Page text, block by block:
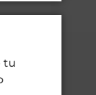
tu